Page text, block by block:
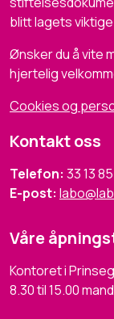
blitt lagets
Ønsker du å vite
hjertelig
Cookies og
Kontakt oss
Telefon: 33 13
E-post:
Våre
Kontoret i
8.30 til 15.00